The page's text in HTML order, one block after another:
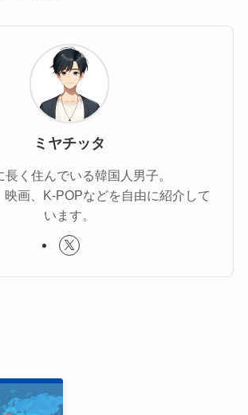
ミヤチッタ
長く住んでいる韓国人男子。
映画、K-POPなどを自由に紹介して
います。